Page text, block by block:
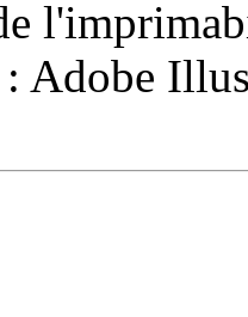
Adobe